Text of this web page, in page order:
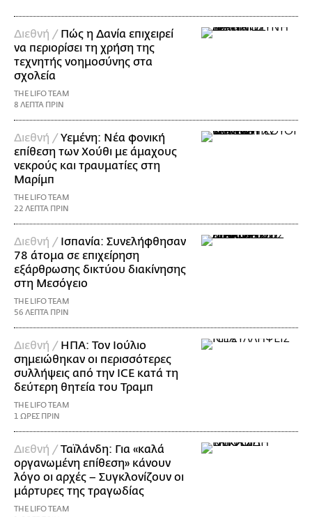
Διεθνή / Πώς η Δανία επιχειρεί
να περιορίσει τη χρήση της
τεχνητής νοημοσύνης στα
σχολεία
THE LIFO TEAM
8 ΛΕΠΤΑ ΠΡΙΝ
Διεθνή /Υεμένη: Νέα φονική
επίθεση των Χούθι με άμαχους
νεκρούς και τραυματίες στη
Μαρίμπ
THE LIFO TEAM
22 ΛΕΠΤΑ ΠΡΙΝ
Διεθνή / Ισπανία: Συνελήφθησαν
78 άτομα σε επιχείρηση
εξάρθρωσης δικτύου διακίνησης
στη Μεσόγειο
THE LIFO TEAM
56 ΛΕΠΤΑ ΠΡΙΝ
Διεθνή / ΗΠΑ: Τον Ιούλιο
σημειώθηκαν οι περισσότερες
συλλήψεις από την ICE κατά τη
δεύτερη θητεία του Τραμπ
THE LIFO TEAM
1 ΩΡΕΣ ΠΡΙΝ
Διεθνή /Ταϊλάνδη: Για «καλά
οργανωμένη επίθεση» κάνουν
λόγο οι αρχές – Συγκλονίζουν οι
μάρτυρες της τραγωδίας
THE LIFO TEAM